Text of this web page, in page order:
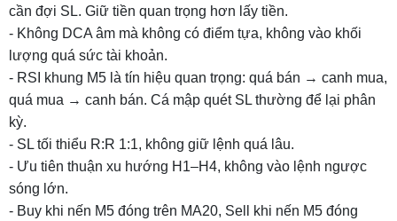
cần đợi SL. Giữ tiền quan trọng hơn lấy tiền.
- Không DCA âm mà không có điểm tựa, không vào khối
lượng quá sức tài khoản.
- RSI khung M5 là tín hiệu quan trọng: quá bán → canh mua,
quá mua → canh bán. Cá mập quét SL thường để lại phân
kỳ.
- SL tối thiểu R:R 1:1, không giữ lệnh quá lâu.
- Ưu tiên thuận xu hướng H1–H4, không vào lệnh ngược
sóng lớn.
- Buy khi nến M5 đóng trên MA20, Sell khi nến M5 đóng